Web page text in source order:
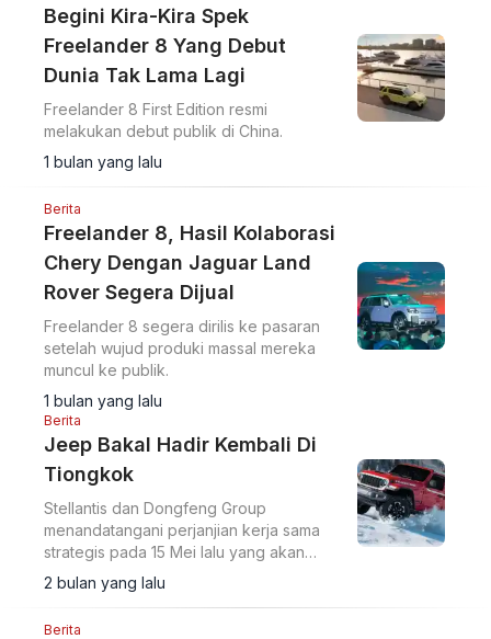
Begini Kira-Kira Spek
Freelander 8 Yang Debut
Dunia Tak Lama Lagi
Freelander 8 First Edition resmi
melakukan debut publik di China.
1 bulan yang lalu
Berita
Freelander 8, Hasil Kolaborasi
Chery Dengan Jaguar Land
Rover Segera Dijual
Freelander 8 segera dirilis ke pasaran
setelah wujud produki massal mereka
muncul ke publik.
1 bulan yang lalu
Berita
Jeep Bakal Hadir Kembali Di
Tiongkok
Stellantis dan Dongfeng Group
menandatangani perjanjian kerja sama
strategis pada 15 Mei lalu yang akan
memperluas produksi kendaraan energi
baru (NEV) merek Peugeot dan Jeep di
2 bulan yang lalu
Berita